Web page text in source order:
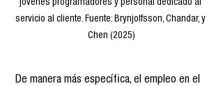
jóvenes programadores y personal dedicado al
servicio al cliente. Fuente: Brynjolfsson, Chandar, y
Chen (2025)
De manera más específica, el empleo en el